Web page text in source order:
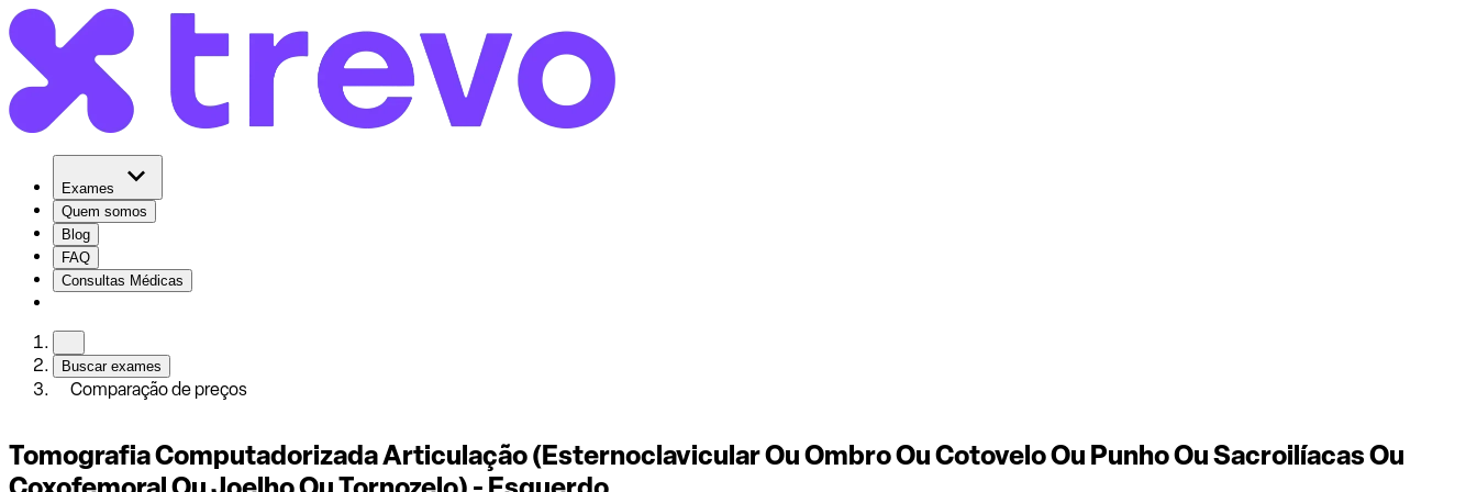
Exames
Quem somos
Blog
FAQ
Consultas Médicas
Buscar exames
Comparação de preços
Tomografia Computadorizada Articulação (Esternoclavicular Ou Ombro Ou Cotovelo Ou Punho Ou Sacroilíacas Ou